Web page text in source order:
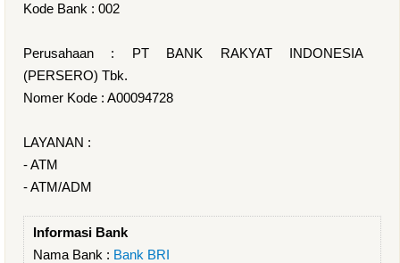
Kode Bank : 002
Perusahaan : PT BANK RAKYAT INDONESIA
(PERSERO) Tbk.
Nomer Kode : A00094728
LAYANAN :
- ATM
- ATM/ADM
Informasi Bank
Nama Bank : Bank BRI